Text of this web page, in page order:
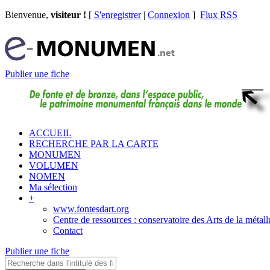
Bienvenue, visiteur ! [ S'enregistrer| Connexion ] Flux RSS
Publier une fiche
ACCUEIL
RECHERCHE PAR LA CARTE
MONUMEN
VOLUMEN
NOMEN
Ma sélection
+
www.fontesdart.org
Centre de ressources : conservatoire des Arts de la
Contact
Publier une fiche